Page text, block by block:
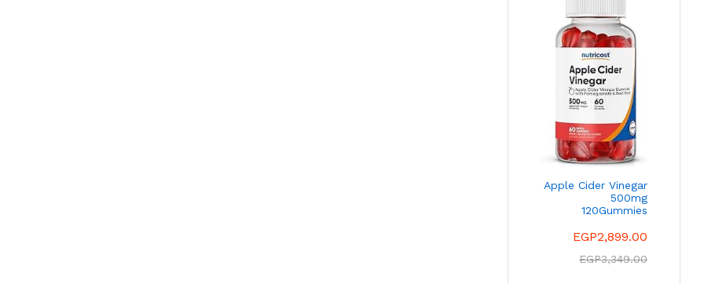
Apple Cider Vinegar
500mg
120Gummies
EGP2,899.00
EGP3,349.00